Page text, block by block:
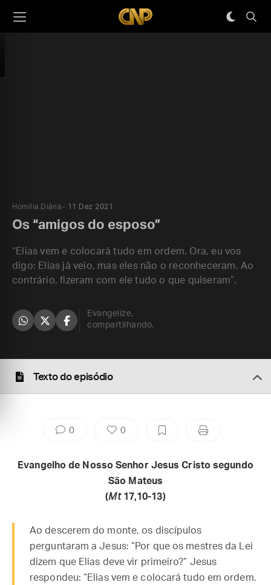
Homilia Diária 11 Dez 2021
Os “amigos do esposo”
“Elias vem e colocará tudo em ordem. Ora, eu vos
digo: Elias já veio, mas eles não o reconheceram. Ao
contrário, fizeram com ele tudo o que quiseram”.
Evangelize,
compartilhando.
Texto do episódio
0 0
Evangelho de Nosso Senhor Jesus Cristo segundo
São Mateus
(Mt17,10-13)
Ao descerem do monte, os discípulos
perguntaram a Jesus: “Por que os mestres da Lei
dizem que Elias deve vir primeiro?” Jesus
respondeu: “Elias vem e colocará tudo em ordem.